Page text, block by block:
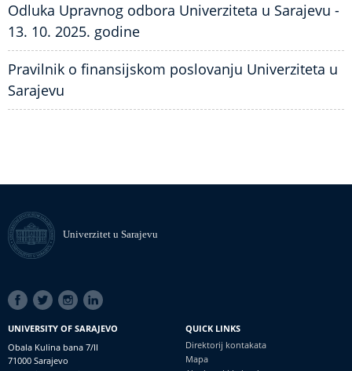
Odluka Upravnog odbora Univerziteta u Sarajevu -
13. 10. 2025. godine
Pravilnik o finansijskom poslovanju Univerziteta u
Sarajevu
Univerzitet u Sarajevu
SOCIAL
LINKS
UNIVERSITY OF SARAJEVO
Obala Kulina bana 7/II
71000 Sarajevo
QUICK LINKS
Direktorij kontakata
Mapa